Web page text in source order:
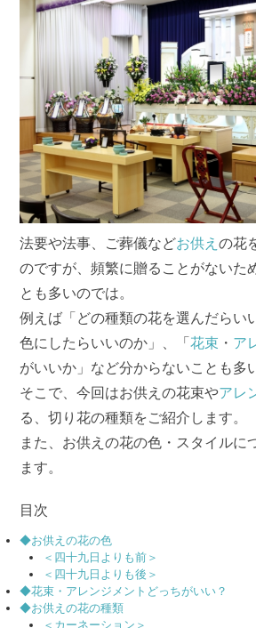
法要や法事、ご葬儀などお供えの花
のですが、頻繁に贈ることがないた
とも多いのでは。
例えば「どの種類の花を選んだらい
色にしたらいいのか」、「花束 ・ ア
がいいか」など分からないことも多
そこで、今回はお供えの花束やアレ
る、切り花の種類をご紹介します。
また、お供えの花の色・スタイルに
ます。
目次
◆お供えの花の色
＜四十九日よりも前＞
＜四十九日よりも後＞
◆花束・アレンジメントどっちがいい？
◆お供えの花の種類
＜カーネーション＞